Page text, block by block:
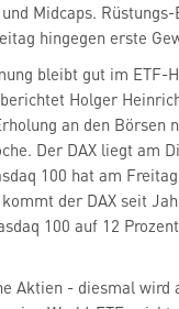
Midcaps.
hingegen erste
bleibt gut im ETF-
Holger
an den Börsen
Der DAX liegt am
100 hat am
der DAX seit
100 auf 12
Aktien - diesmal wird